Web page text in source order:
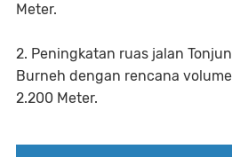
Meter.
2. Peningkatan ruas jalan
Burneh dengan rencana
2.200 Meter.